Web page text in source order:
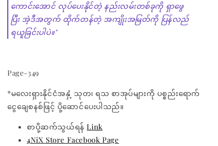
ကောင်းအောင် လုပ်ပေးနိုင်တဲ့ နည်းလမ်းတစ်ခုကို ရှာဖွေ
ပြီး အဲ့ဒီအတွက် ထိုက်တန်တဲ့ အကျိုးအမြတ်ကို ပြန်လည်
ရယူခြင်းပါပဲ။"
Page-349
*မလေးရှားနိုင်ငံအနှံ့ သုတ၊ ရသ စာအုပ်များကို ပစ္စည်းရောက်
ငွေချေစနစ်ဖြင့် ပို့ဆောင်ပေးပါသည်။
စာပို့ဆက်သွယ်ရန်Link
4NiX Store Facebook Page